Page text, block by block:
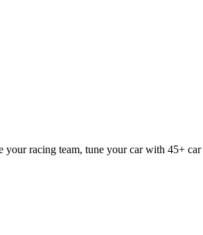
racing team, tune your car with 45+ car